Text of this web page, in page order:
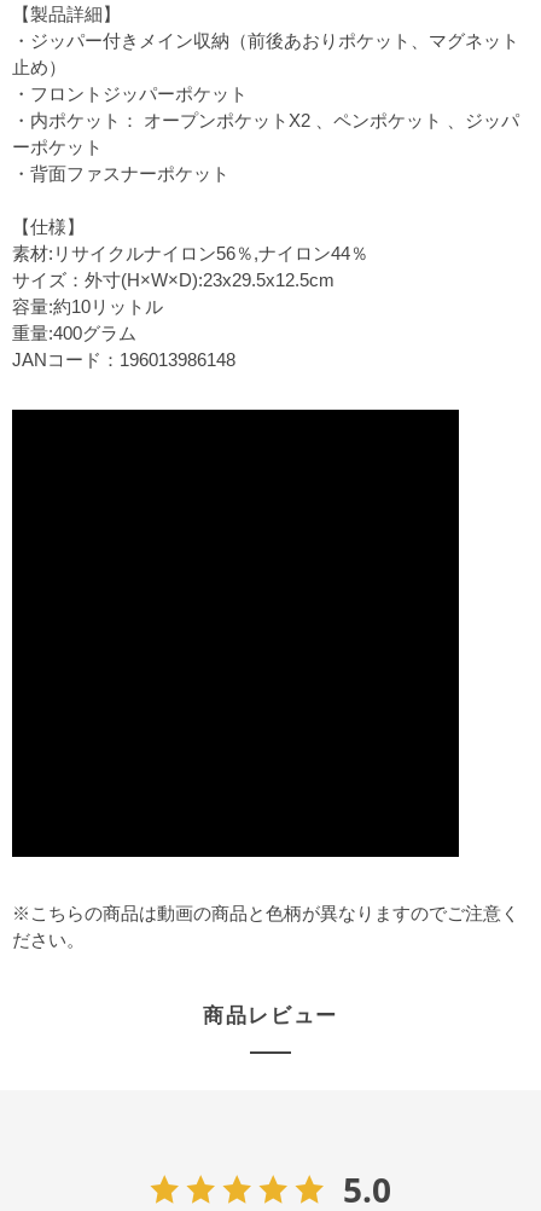
【製品詳細】
・ジッパー付きメイン収納（前後あおりポケット、マグネット
止め）
・フロントジッパーポケット
・内ポケット： オープンポケットX2 、ペンポケット 、ジッパ
ーポケット
・背面ファスナーポケット
【仕様】
素材:リサイクルナイロン56％,ナイロン44％
サイズ：外寸(H×W×D):23x29.5x12.5cm
容量:約10リットル
重量:400グラム
JANコード：196013986148
※こちらの商品は動画の商品と色柄が異なりますのでご注意く
ださい。
商品レビュー
5.0